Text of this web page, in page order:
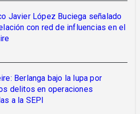
Javier López Buciega señalado
con red de influencias en el
Berlanga bajo la lupa por
delitos en operaciones
a la SEPI